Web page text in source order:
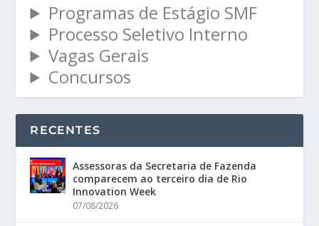
Programas de Estágio SMF
Processo Seletivo Interno
Vagas Gerais
Concursos
RECENTES
Assessoras da Secretaria de Fazenda
comparecem ao terceiro dia de Rio
Innovation Week
07/08/2026